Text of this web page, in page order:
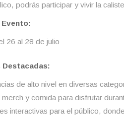
podrás participar y vivir la
26 al 28 de julio
de alto nivel en diversas
y comida para disfrutar
interactivas para el público,